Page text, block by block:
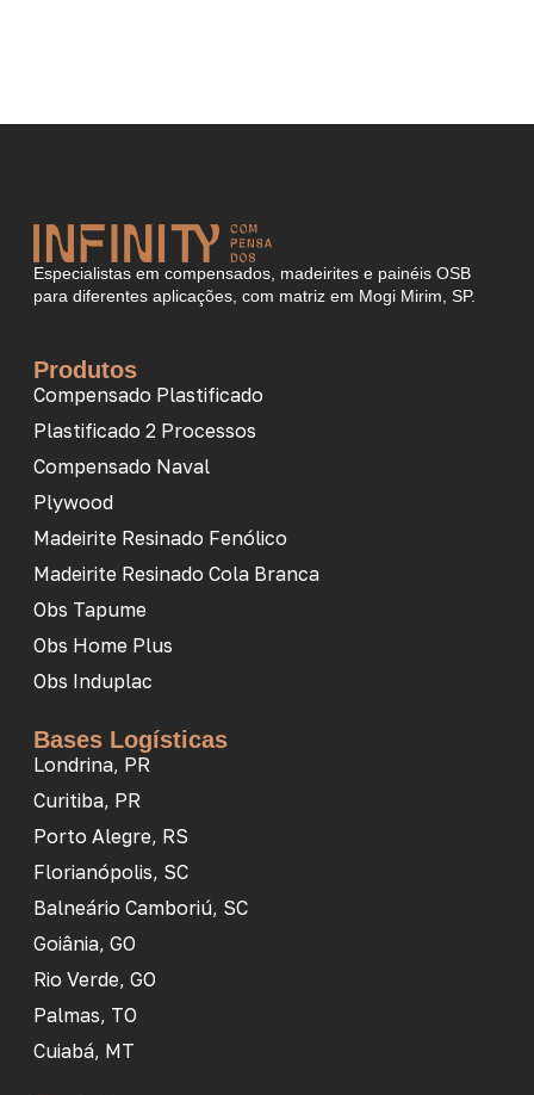
Especialistas em compensados, madeirites e painéis OSB
para diferentes aplicações, com matriz em Mogi Mirim, SP.
Produtos
Compensado Plastificado
Plastificado 2 Processos
Compensado Naval
Plywood
Madeirite Resinado Fenólico
Madeirite Resinado Cola Branca
Obs Tapume
Obs Home Plus
Obs Induplac
Bases Logísticas
Londrina, PR
Curitiba, PR
Porto Alegre, RS
Florianópolis, SC
Balneário Camboriú, SC
Goiânia, GO
Rio Verde, GO
Palmas, TO
Cuiabá, MT